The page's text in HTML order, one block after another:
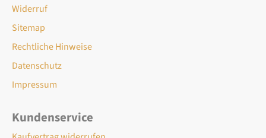
Widerruf
Sitemap
Rechtliche Hinweise
Datenschutz
Impressum
Kundenservice